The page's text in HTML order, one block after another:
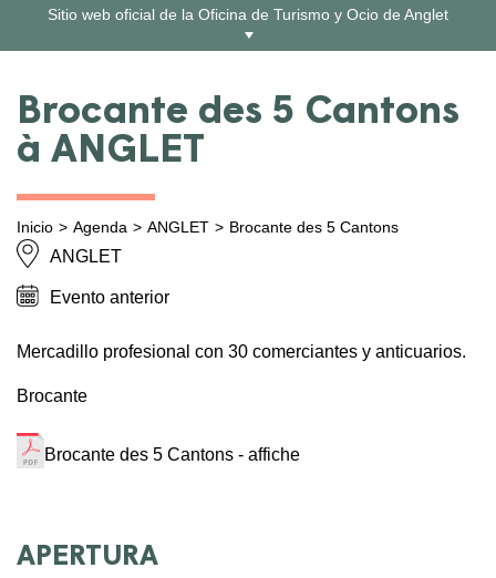
contenido
Sitio web oficial de la Oficina de Turismo y Ocio de Anglet
Brocante des 5 Cantons
à ANGLET
Inicio Agenda ANGLET Brocante des 5 Cantons
ANGLET
Evento anterior
Mercadillo profesional con 30 comerciantes y anticuarios.
Brocante
Brocante des 5 Cantons - affiche
APERTURA